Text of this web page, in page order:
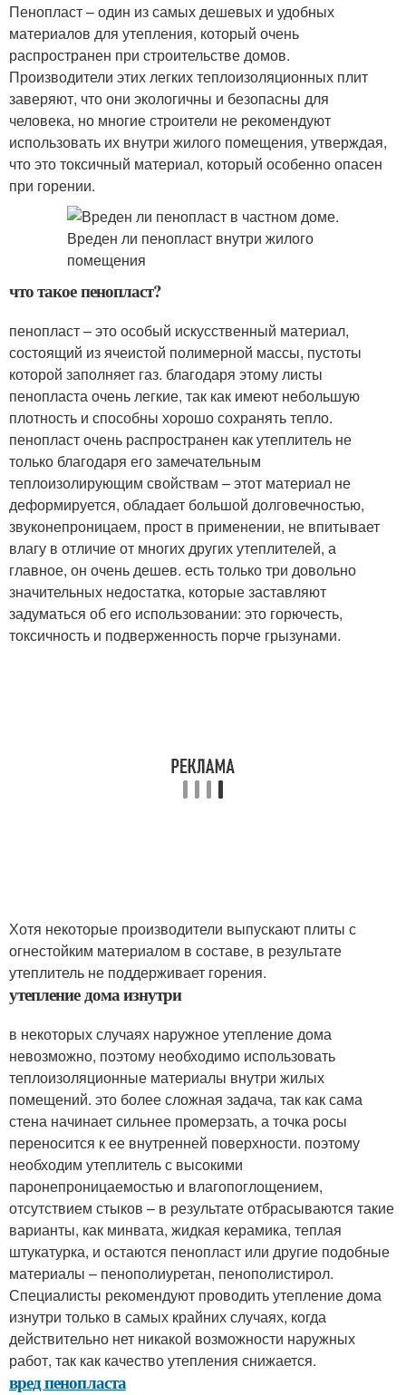
Пенопласт – один из самых дешевых и удобных
материалов для утепления, который очень
распространен при строительстве домов.
Производители этих легких теплоизоляционных плит
заверяют, что они экологичны и безопасны для
человека, но многие строители не рекомендуют
использовать их внутри жилого помещения, утверждая,
что это токсичный материал, который особенно опасен
при горении.
что такое пенопласт?
пенопласт – это особый искусственный материал,
состоящий из ячеистой полимерной массы, пустоты
которой заполняет газ. благодаря этому листы
пенопласта очень легкие, так как имеют небольшую
плотность и способны хорошо сохранять тепло.
пенопласт очень распространен как утеплитель не
только благодаря его замечательным
теплоизолирующим свойствам – этот материал не
деформируется, обладает большой долговечностью,
звуконепроницаем, прост в применении, не впитывает
влагу в отличие от многих других утеплителей, а
главное, он очень дешев. есть только три довольно
значительных недостатка, которые заставляют
задуматься об его использовании: это горючесть,
токсичность и подверженность порче грызунами.
Хотя некоторые производители выпускают плиты с
огнестойким материалом в составе, в результате
утеплитель не поддерживает горения.
утепление дома изнутри
в некоторых случаях наружное утепление дома
невозможно, поэтому необходимо использовать
теплоизоляционные материалы внутри жилых
помещений. это более сложная задача, так как сама
стена начинает сильнее промерзать, а точка росы
переносится к ее внутренней поверхности. поэтому
необходим утеплитель с высокими
паронепроницаемостью и влагопоглощением,
отсутствием стыков – в результате отбрасываются такие
варианты, как минвата, жидкая керамика, теплая
штукатурка, и остаются пенопласт или другие подобные
материалы – пенополиуретан, пенополистирол.
Специалисты рекомендуют проводить утепление дома
изнутри только в самых крайних случаях, когда
действительно нет никакой возможности наружных
работ, так как качество утепления снижается.
вред пенопласта